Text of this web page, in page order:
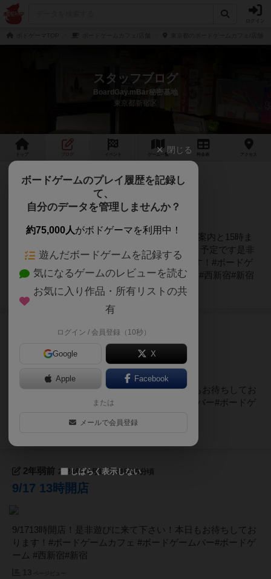
スタッフブログ
BoardGay.mBar秘密基地
東京都新宿区
ゲーム 一覧 料金 アクセス
2年弱前 2024年09月21日 09時11分頃
9/2112時開店！前半は3名様テーブル同卓での案内と15時ま
で4名様のご案内のみです19時にBOX席が空く予定です是非
遊びに来て下さい！本日もお待ちしております！#ボードゲ
ームカフェ #ボードゲームバー#ボードゲーム #西新宿#新宿
ページビュー
2024年09月20日 11時13分頃
9/20 13時開店
9/2013時開店！是非遊びに来て下さい！本日もお待ちしてお
ります！#ボードゲームカフェ #ボードゲームバー#ボードゲ
2年弱前 2024年09月17日 11時19分頃
9/17 13時開店
9/1713時開店！是非遊びに来て下さい！本日もお待ちしてお
ります！#ボードゲームカフェ #ボードゲームバー#ボードゲ
ーム #西新宿#新宿
閉じる
ボードゲームのプレイ履歴を記録し
て、
自分のデータを管理しませんか？
約75,000人がボドゲーマを利用中！
遊んだボードゲームを記録する
気になるゲームのレビューを読む
お気に入り作品・所有リストの共
有
ログイン / 会員登録（10秒）
Google X
Apple Facebook
または
メールで会員登録
しばらく表示しない